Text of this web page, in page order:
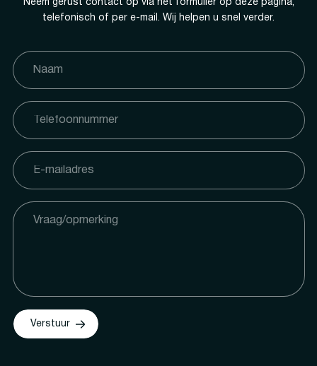
Neem gerust contact op via het formulier op deze pagina,
telefonisch of per e-mail. Wij helpen u snel verder.
Verstuur